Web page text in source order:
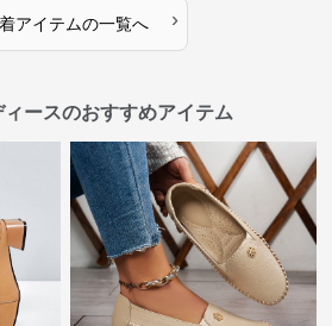
アイテムの一覧へ ›
ースのおすすめアイテム